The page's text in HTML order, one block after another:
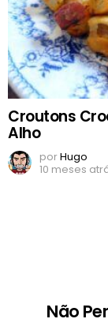
Croutons
Alho
porHugo
10 meses
Não